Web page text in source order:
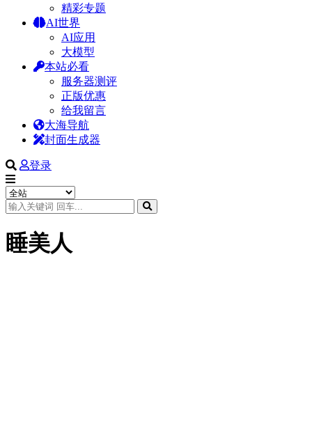
精彩专题
AI世界
AI应用
大模型
本站必看
服务器测评
正版优惠
给我留言
大海导航
封面生成器
登录
睡美人